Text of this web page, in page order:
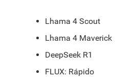
Lhama 4 Scout
Lhama 4 Maverick
DeepSeek R1
FLUX: Rápido